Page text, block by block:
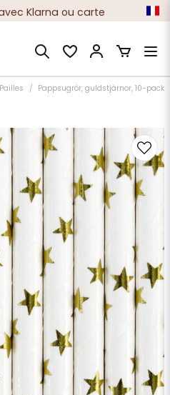
Klarna ou carte
de clients satisfaits
Pappsugrör, guldstjärnor, 10-pack